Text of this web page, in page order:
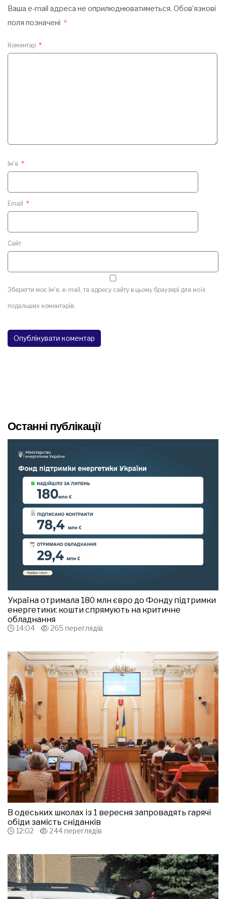
Ваша e-mail адреса не оприлюднюватиметься. Обов’язкові
поля позначені *
Коментар *
Ім'я *
Email *
Сайт
Зберегти моє ім'я, e-mail, та адресу сайту в цьому браузері для моїх
подальших коментарів.
Останні публікації
Україна отримала 180 млн євро до Фонду підтримки
енергетики: кошти спрямують на критичне
обладнання
14:04 265 переглядів
В одеських школах із 1 вересня запровадять гарячі
обіди замість сніданків
12:02 244 переглядів